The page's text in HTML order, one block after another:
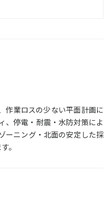
作業ロスの少ない平面計画に
、停電・耐震・水防対策によ
ーニング・北面の安定した採
。